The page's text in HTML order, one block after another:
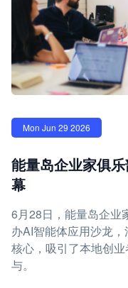
Mon Jun 29 2026
能量岛企业家俱
幕
6月28日，能量岛企业
办AI智能体应用沙龙
核心，吸引了本地创
与。